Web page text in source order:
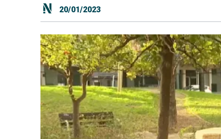
20/01/2023